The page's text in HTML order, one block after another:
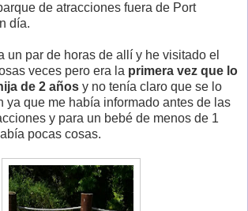
de atracciones fuera de Port
día.
un par de horas de allí y he visitado el
veces pero era la primera vez que lo
de 2 años y no tenía claro que se lo
ya que me había informado antes de las
y para un bebé de menos de 1
pocas cosas.